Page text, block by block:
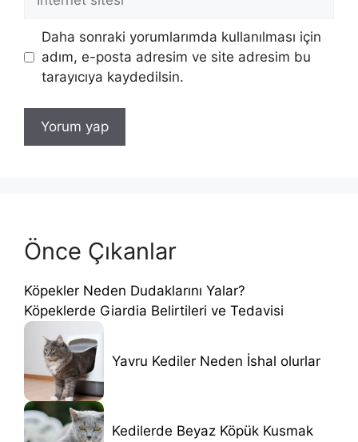
Daha sonraki yorumlarımda kullanılması için
adım, e-posta adresim ve site adresim bu
tarayıcıya kaydedilsin.
Önce Çıkanlar
Köpekler Neden Dudaklarını Yalar?
Köpeklerde Giardia Belirtileri ve Tedavisi
Yavru Kediler Neden İshal olurlar
Kedilerde Beyaz Köpük Kusmak